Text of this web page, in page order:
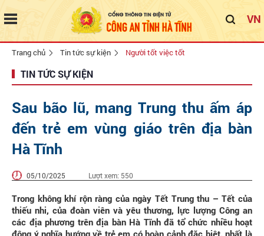
VN
Trang chủ Tin tức sự kiện Người tốt việc tốt
TIN TỨC SỰ KIỆN
Sau bão lũ, mang Trung thu ấm áp
đến trẻ em vùng giáo trên địa bàn
Hà Tĩnh
05/10/2025 Lượt xem: 550
Trong không khí rộn ràng của ngày Tết Trung thu – Tết của
thiếu nhi, của đoàn viên và yêu thương, lực lượng Công an
các địa phương trên địa bàn Hà Tĩnh đã tổ chức nhiều hoạt
động ý nghĩa hướng về trẻ em có hoàn cảnh đặc biệt, nhất là